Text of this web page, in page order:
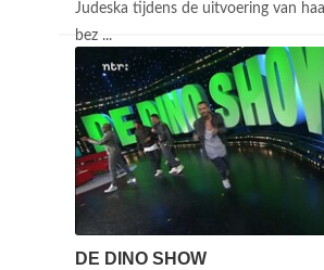
Judeska tijdens de uitvoering van
bez ...
DE DINO SHOW